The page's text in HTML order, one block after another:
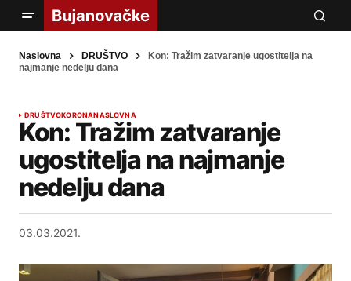
Naslovna DRUŠTVO
Kon: Tražim zatvaranje ugostitelja na
najmanje nedelju dana
DRUŠTVOKORONANASLOVNA
Kon: Tražim zatvaranje
ugostitelja na najmanje
nedelju dana
03.03.2021.